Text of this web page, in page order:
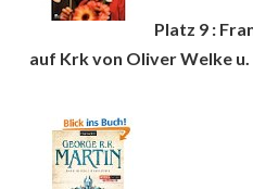
Platz 9 :
auf Krk von Oliver Welke